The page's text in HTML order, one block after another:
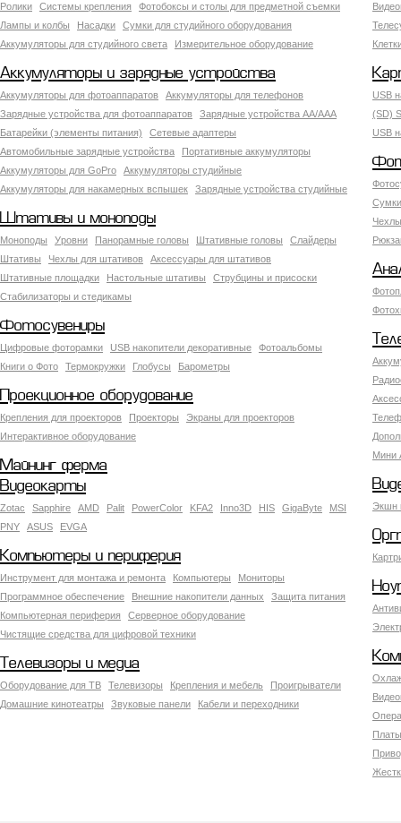
Ролики
Системы крепления
Фотобоксы и столы для предметной съемки
Лампы и колбы
Насадки
Сумки для студийного оборудования
Аккумуляторы для студийного света
Измерительное оборудование
Аккумуляторы и зарядные устройства
Аккумуляторы для фотоаппаратов
Аккумуляторы для телефонов
Зарядные устройства для фотоаппаратов
Зарядные устройства AA/AAA
Батарейки (элементы питания)
Сетевые адаптеры
Автомобильные зарядные устройства
Портативные аккумуляторы
Аккумуляторы для GoPro
Аккумуляторы студийные
Аккумуляторы для накамерных вспышек
Зарядные устройства студийные
USB
(SD)
USB
Штативы и моноподы
Моноподы Уровни Панорамные головы Штативные головы
Слайдеры
Штативы
Чехлы для штативов
Аксессуары для штативов
Штативные площадки
Настольные штативы
Струбцины и присоски
Стабилизаторы и стедикамы
Фотосувениры
Цифровые фоторамки USB накопители декоративные
Фотоальбомы
Книги о Фото
Термокружки Глобусы Барометры
Мини
Проекционное оборудование
Крепления для проекторов Проекторы
Экраны для проекторов
Интерактивное оборудование
Майнинг ферма
Экшн
Видеокарты
Zotac Sapphire AMD Palit PowerColor KFA2 Inno3D HIS GigaByte
MSI
PNY
ASUS EVGA
Компьютеры и периферия
Инструмент для монтажа и ремонта Компьютеры
Мониторы
Программное обеспечение
Внешние накопители данных
Защита питания
Компьютерная периферия
Серверное оборудование
Чистящие средства для цифровой техники
Телевизоры и медиа
Оборудование для ТВ Телевизоры Крепления и мебель
Проигрыватели
Домашние кинотеатры
Звуковые панели Кабели и переходники